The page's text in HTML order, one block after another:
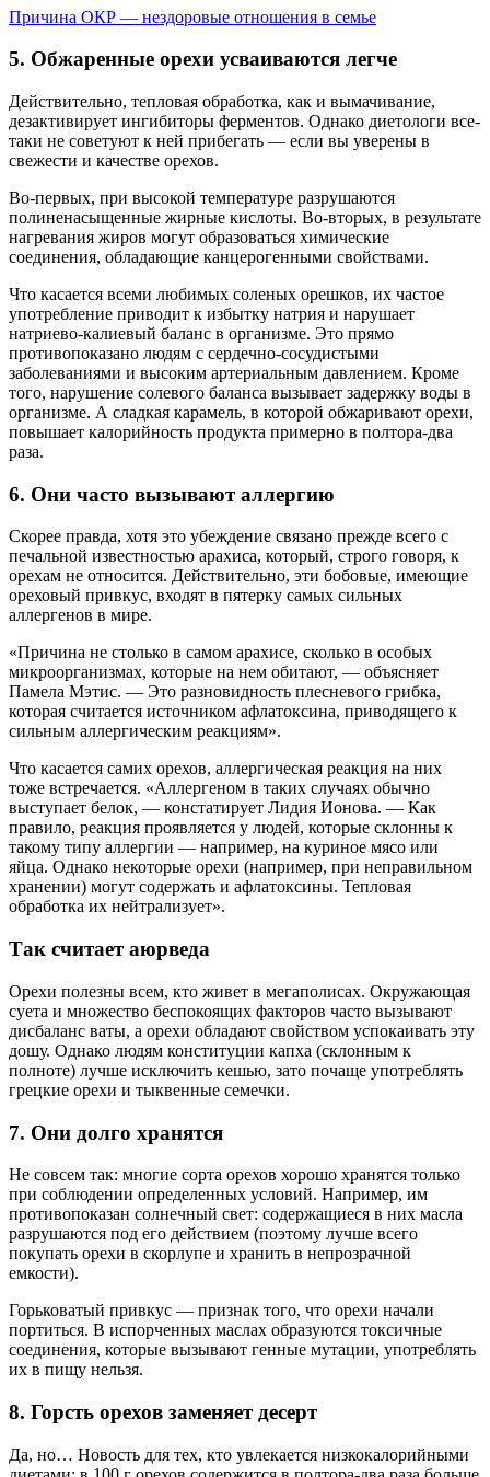
Причина ОКР — нездоровые отношения в семье
5. Обжаренные орехи усваиваются легче
Действительно, тепловая обработка, как и вымачивание,
дезактивирует ингибиторы ферментов. Однако диетологи все-
таки не советуют к ней прибегать — если вы уверены в
свежести и качестве орехов.
Во-первых, при высокой температуре разрушаются
полиненасыщенные жирные кислоты. Во-вторых, в результате
нагревания жиров могут образоваться химические
соединения, обладающие канцерогенными свойствами.
Что касается всеми любимых соленых орешков, их частое
употребление приводит к избытку натрия и нарушает
натриево-калиевый баланс в организме. Это прямо
противопоказано людям с сердечно-сосудистыми
заболеваниями и высоким артериальным давлением. Кроме
того, нарушение солевого баланса вызывает задержку воды в
организме. А сладкая карамель, в которой обжаривают орехи,
повышает калорийность продукта примерно в полтора-два
раза.
6. Они часто вызывают аллергию
Скорее правда, хотя это убеждение связано прежде всего с
печальной известностью арахиса, который, строго говоря, к
орехам не относится. Действительно, эти бобовые, имеющие
ореховый привкус, входят в пятерку самых сильных
аллергенов в мире.
«Причина не столько в самом арахисе, сколько в особых
микроорганизмах, которые на нем обитают, — объясняет
Памела Мэтис. — Это разновидность плесневого грибка,
которая считается источником афлатоксина, приводящего к
сильным аллергическим реакциям».
Что касается самих орехов, аллергическая реакция на них
тоже встречается. «Аллергеном в таких случаях обычно
выступает белок, — констатирует Лидия Ионова. — Как
правило, реакция проявляется у людей, которые склонны к
такому типу аллергии — например, на куриное мясо или
яйца. Однако некоторые орехи (например, при неправильном
хранении) могут содержать и афлатоксины. Тепловая
обработка их нейтрализует».
Так считает аюрведа
Орехи полезны всем, кто живет в мегаполисах. Окружающая
суета и множество беспокоящих факторов часто вызывают
дисбаланс ваты, а орехи обладают свойством успокаивать эту
дошу. Однако людям конституции капха (склонным к
полноте) лучше исключить кешью, зато почаще употреблять
грецкие орехи и тыквенные семечки.
7. Они долго хранятся
Не совсем так: многие сорта орехов хорошо хранятся только
при соблюдении определенных условий. Например, им
противопоказан солнечный свет: содержащиеся в них масла
разрушаются под его действием (поэтому лучше всего
покупать орехи в скорлупе и хранить в непрозрачной
емкости).
Горьковатый привкус — признак того, что орехи начали
портиться. В испорченных маслах образуются токсичные
соединения, которые вызывают генные мутации, употреблять
их в пищу нельзя.
8. Горсть орехов заменяет десерт
Да, но… Новость для тех, кто увлекается низкокалорийными